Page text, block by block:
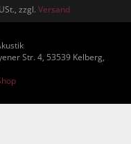
zzgl. Versand
Str. 4, 53539 Kelberg,